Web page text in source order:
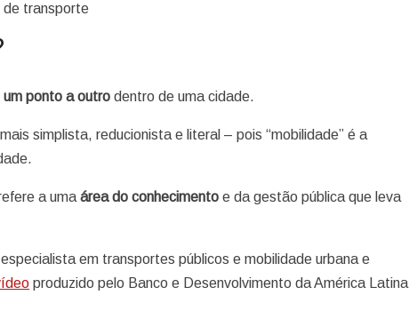
de transporte
ponto a outro dentro de uma cidade.
simplista, reducionista e literal – pois “mobilidade” é a
a umaárea do conhecimentoe da gestão pública que leva
em transportes públicos e mobilidade urbana e
produzido pelo Banco e Desenvolvimento da América Latina